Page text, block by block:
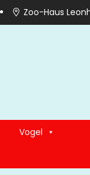
Zoo-Haus
Vogel